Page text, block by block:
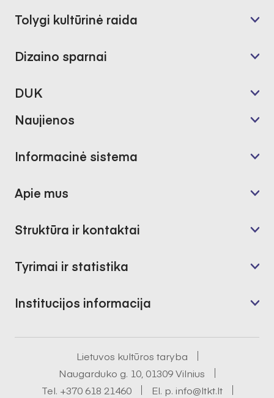
Tolygi kultūrinė raida
Dizaino sparnai
DUK
Naujienos
Informacinė sistema
Apie mus
Struktūra ir kontaktai
Tyrimai ir statistika
Institucijos informacija
Lietuvos kultūros taryba
Naugarduko g. 10, 01309 Vilnius
Tel. +370 618 21460 El. p. info@ltkt.lt